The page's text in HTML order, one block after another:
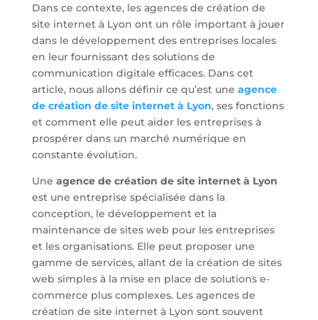
Dans ce contexte, les agences de création de
site internet à Lyon ont un rôle important à jouer
dans le développement des entreprises locales
en leur fournissant des solutions de
communication digitale efficaces. Dans cet
article, nous allons définir ce qu’est une agence
de création de site internet à Lyon, ses fonctions
et comment elle peut aider les entreprises à
prospérer dans un marché numérique en
constante évolution.
Une agence de création de site internet à Lyon
est une entreprise spécialisée dans la
conception, le développement et la
maintenance de sites web pour les entreprises
et les organisations. Elle peut proposer une
gamme de services, allant de la création de sites
web simples à la mise en place de solutions e-
commerce plus complexes. Les agences de
création de site internet à Lyon sont souvent